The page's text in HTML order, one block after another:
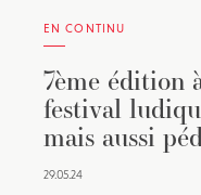
EN CONTINU
7ème édition
festival
mais aussi
29.05.24